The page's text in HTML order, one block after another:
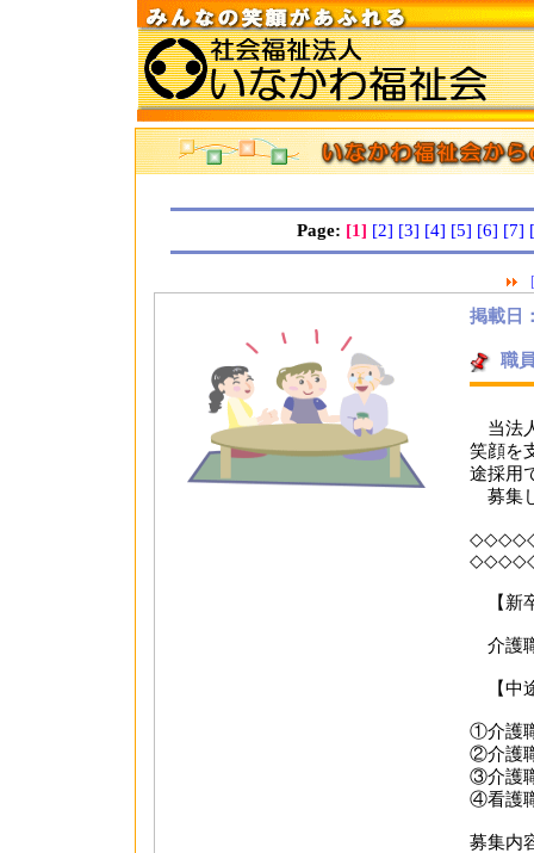
Page: [1] [2] [3] [4] [5] [6] [7]
掲載日
職
当法
笑顔を
途採用
募集
【新
介護
【中
①介護
②介護
③介護
④看護
募集内